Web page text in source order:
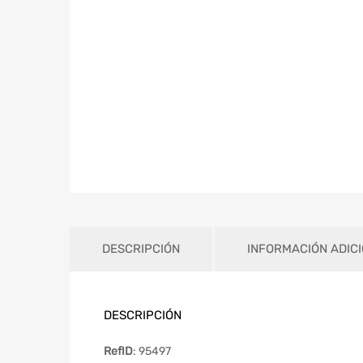
DESCRIPCIÓN INFORMACIÓN
DESCRIPCIÓN
RefID: 95497